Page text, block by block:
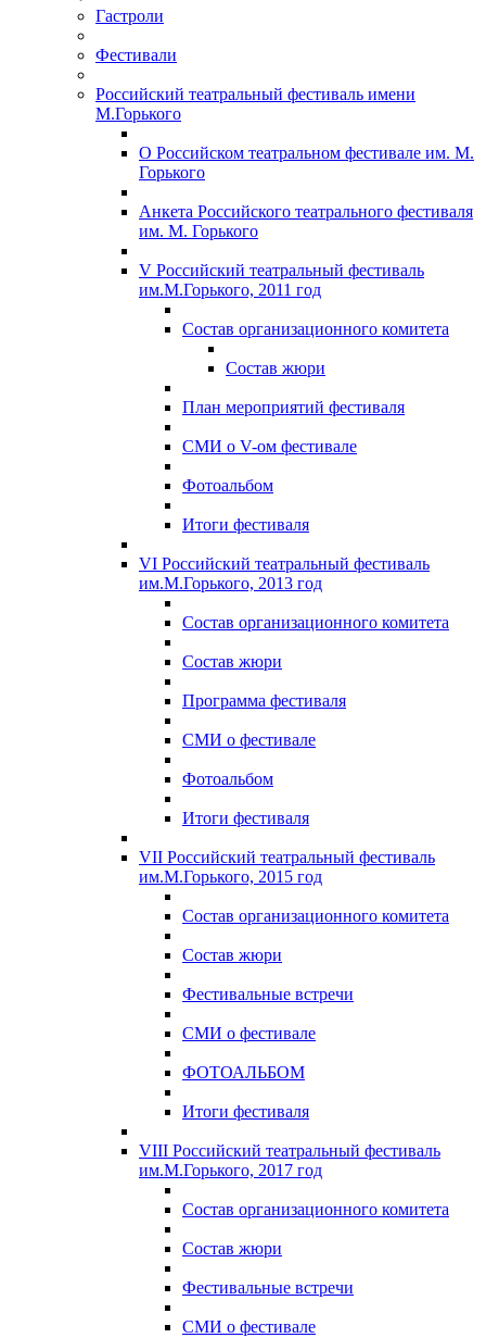
Гастроли
Фестивали
Российский театральный фестиваль имени
М.Горького
О Российском театральном фестивале им. М.
Горького
Анкета Российского театрального фестиваля
им. М. Горького
V Российский театральный фестиваль
им.М.Горького, 2011 год
Состав организационного комитета
Состав жюри
План мероприятий фестиваля
СМИ о V-ом фестивале
Фотоальбом
Итоги фестиваля
VI Российский театральный фестиваль
им.М.Горького, 2013 год
Состав организационного комитета
Состав жюри
Программа фестиваля
СМИ о фестивале
Фотоальбом
Итоги фестиваля
VII Российский театральный фестиваль
им.М.Горького, 2015 год
Состав организационного комитета
Состав жюри
Фестивальные встречи
СМИ о фестивале
ФОТОАЛЬБОМ
Итоги фестиваля
VIII Российский театральный фестиваль
им.М.Горького, 2017 год
Состав организационного комитета
Состав жюри
Фестивальные встречи
СМИ о фестивале